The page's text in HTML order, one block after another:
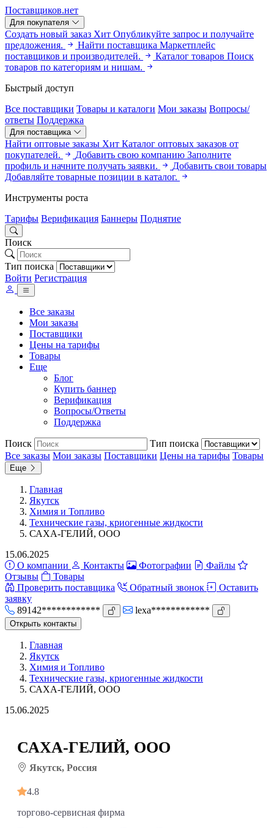
Поставщиков.нет
Для покупателя
Создать новый заказ Хит Опубликуйте запрос и получайте
предложения.
Найти поставщика Маркетплейс
поставщиков и производителей.
Каталог товаров Поиск
товаров по категориям и нишам.
Быстрый доступ
Все поставщики Товары и каталоги Мои заказы Вопросы/
ответы Поддержка
Для поставщика
Найти оптовые заказы Хит Каталог оптовых заказов от
покупателей.
Добавить свою компанию Заполните
профиль и начните получать заявки.
Добавить свои товары
Добавляйте товарные позиции в каталог.
Инструменты роста
Тарифы Верификация Баннеры Поднятие
Поиск
Тип поиска
Войти Регистрация
Все заказы
Мои заказы
Поставщики
Цены на тарифы
Товары
Еще
Блог
Купить баннер
Верификация
Вопросы/Ответы
Поддержка
Поиск
Тип поиска
Все заказы Мои заказы Поставщики Цены на тарифы Товары
Еще
Главная
Якутск
Химия и Топливо
Технические газы, криогенные жидкости
САХА-ГЕЛИЙ, ООО
15.06.2025
О компании
Контакты Фотографии
Файлы
Отзывы
Товары
Проверить поставщика
Обратный звонок
Оставить
заявку
89142************
lexa************
Открыть контакты
Главная
Якутск
Химия и Топливо
Технические газы, криогенные жидкости
САХА-ГЕЛИЙ, ООО
15.06.2025
САХА-ГЕЛИЙ, ООО
Якутск, Россия
4.8
торгово-сервисная фирма